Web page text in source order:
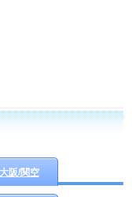
大阪/関空